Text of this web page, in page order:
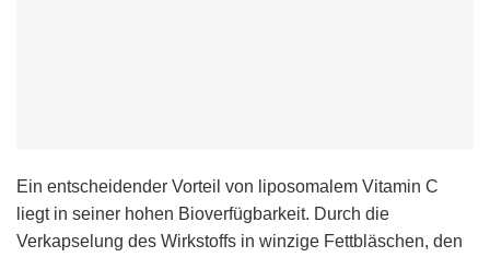
Ein entscheidender Vorteil von liposomalem Vitamin C
liegt in seiner hohen Bioverfügbarkeit. Durch die
Verkapselung des Wirkstoffs in winzige Fettbläschen, den